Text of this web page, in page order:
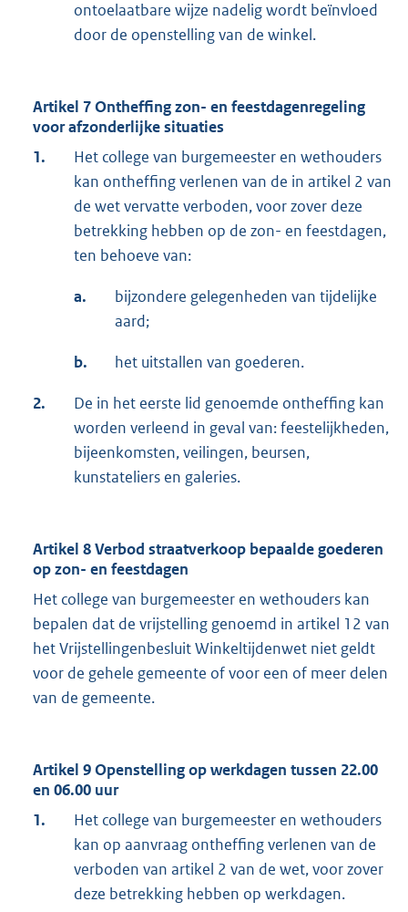
ontoelaatbare wijze nadelig wordt beïnvloed
door de openstelling van de winkel.
Artikel 7 Ontheffing zon- en feestdagenregeling
voor afzonderlijke situaties
1.
Het college van burgemeester en wethouders
kan ontheffing verlenen van de in artikel 2 van
de wet vervatte verboden, voor zover deze
betrekking hebben op de zon- en feestdagen,
ten behoeve van:
a.
bijzondere gelegenheden van tijdelijke
aard;
b. het uitstallen van goederen.
2.
De in het eerste lid genoemde ontheffing kan
worden verleend in geval van: feestelijkheden,
bijeenkomsten, veilingen, beursen,
kunstateliers en galeries.
Artikel 8 Verbod straatverkoop bepaalde goederen
op zon- en feestdagen
Het college van burgemeester en wethouders kan
bepalen dat de vrijstelling genoemd in artikel 12 van
het Vrijstellingenbesluit Winkeltijdenwet niet geldt
voor de gehele gemeente of voor een of meer delen
van de gemeente.
Artikel 9 Openstelling op werkdagen tussen 22.00
en 06.00 uur
1.
Het college van burgemeester en wethouders
kan op aanvraag ontheffing verlenen van de
verboden van artikel 2 van de wet, voor zover
deze betrekking hebben op werkdagen.